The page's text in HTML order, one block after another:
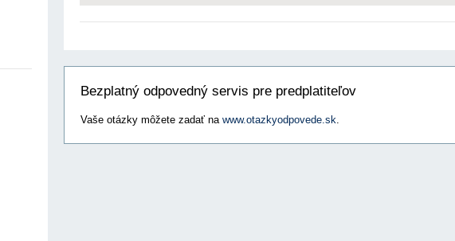
Bezplatný odpovedný servis pre predplatiteľov
Vaše otázky môžete zadať na www.otazkyodpovede.sk.